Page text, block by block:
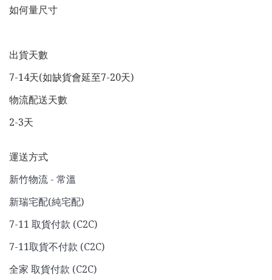
如何量尺寸
出貨天數
7-14天(如缺貨會延至7-20天)
物流配送天數
2-3天
運送方式
新竹物流 - 常溫
新瑞宅配(純宅配)
7-11 取貨付款 (C2C)
7-11取貨不付款 (C2C)
全家 取貨付款 (C2C)